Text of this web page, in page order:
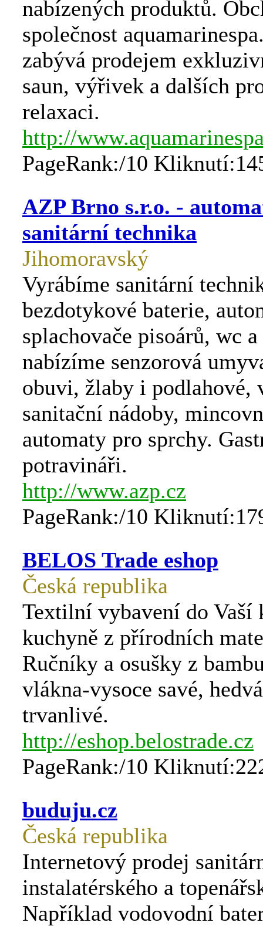
nabízených produktů.
společnost
zabývá prodejem
saun, výřivek a dalších
relaxaci.
http://
PageRank:/10
AZP Brno s.r.o. -
sanitární technika
Jihomoravský
Vyrábíme sanitární
bezdotykové baterie,
splachovače pisoárů, wc
nabízíme senzorová
obuvi, žlaby i podlahové,
sanitační nádoby,
automaty pro sprchy.
potravináři.
http://www.azp.cz
PageRank:/10
BELOS Trade eshop
Česká republika
Textilní vybavení do Vaší
kuchyně z přírodních
Ručníky a osušky z
vlákna-vysoce savé,
trvanlivé.
http://eshop.belostrade.cz
PageRank:/10
buduju.cz
Česká republika
Internetový prodej
instalatérského a
Například vodovodní